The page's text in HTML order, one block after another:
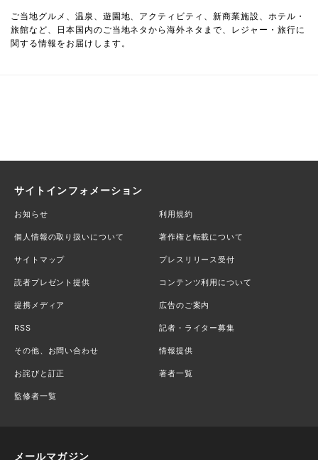
ご当地グルメ、温泉、遊園地、アクティビティ、新商業施設、ホテル・
旅館など、日本国内のご当地ネタから海外ネタまで、レジャー・旅行に
関する情報をお届けします。
サイトインフォメーション
お知らせ 利用規約
個人情報の取り扱いについて 著作権と転載について
サイトマップ プレスリリース受付
読者プレゼント提供 コンテンツ利用について
提携メディア 広告のご案内
RSS 記者・ライター募集
その他、お問い合わせ 情報提供
お詫びと訂正 著者一覧
監修者一覧
メールマガジン